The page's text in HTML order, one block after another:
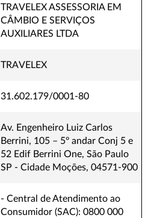
TRAVELEX ASSESSORIA EM
CÂMBIO E SERVIÇOS
AUXILIARES LTDA
TRAVELEX
31.602.179/0001-80
Av. Engenheiro Luiz Carlos
Berrini, 105 – 5º andar Conj 5 e
52 Edif Berrini One, São Paulo
SP - Cidade Moções, 04571-900
- Central de Atendimento ao
Consumidor (SAC): 0800 000